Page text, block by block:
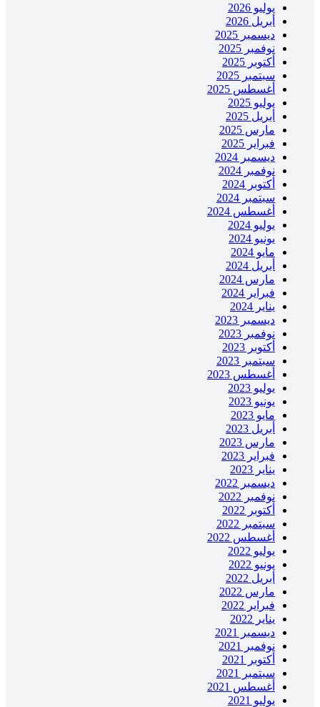
يوليو 2026
أبريل 2026
ديسمبر 2025
نوفمبر 2025
أكتوبر 2025
سبتمبر 2025
أغسطس 2025
يوليو 2025
أبريل 2025
مارس 2025
فبراير 2025
ديسمبر 2024
نوفمبر 2024
أكتوبر 2024
سبتمبر 2024
أغسطس 2024
يوليو 2024
يونيو 2024
مايو 2024
أبريل 2024
مارس 2024
فبراير 2024
يناير 2024
ديسمبر 2023
نوفمبر 2023
أكتوبر 2023
سبتمبر 2023
أغسطس 2023
يوليو 2023
يونيو 2023
مايو 2023
أبريل 2023
مارس 2023
فبراير 2023
يناير 2023
ديسمبر 2022
نوفمبر 2022
أكتوبر 2022
سبتمبر 2022
أغسطس 2022
يوليو 2022
يونيو 2022
أبريل 2022
مارس 2022
فبراير 2022
يناير 2022
ديسمبر 2021
نوفمبر 2021
أكتوبر 2021
سبتمبر 2021
أغسطس 2021
يوليو 2021